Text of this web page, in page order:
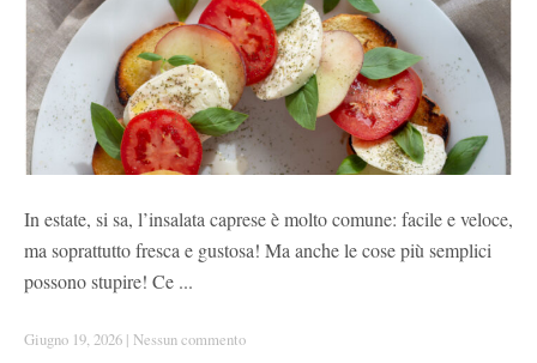
In estate, si sa, l’insalata caprese è molto comune: facile e veloce,
ma soprattutto fresca e gustosa! Ma anche le cose più semplici
possono stupire! Ce ...
Giugno 19, 2026 | Nessun commento